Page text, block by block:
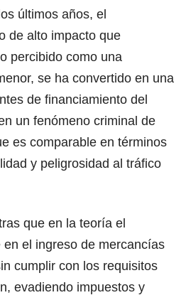
últimos años, el
de alto impacto que
percibido como una
se ha convertido en una
de financiamiento del
un fenómeno criminal de
es comparable en términos
y peligrosidad al tráfico
que en la teoría el
el ingreso de mercancías
cumplir con los requisitos
evadiendo impuestos y